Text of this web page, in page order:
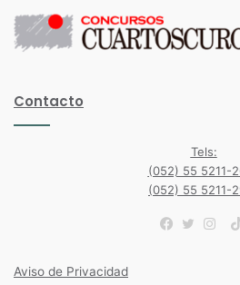
Contacto
Tels:
(052) 55 5211-
(052) 55 5211-
Aviso de Privacidad